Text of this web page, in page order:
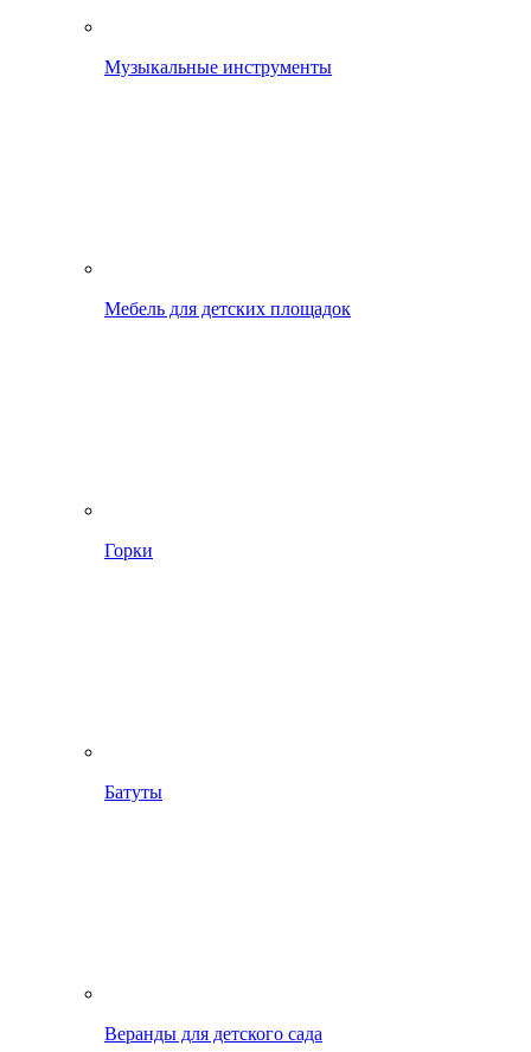
Музыкальные инструменты
Мебель для детских площадок
Горки
Батуты
Веранды для детского сада